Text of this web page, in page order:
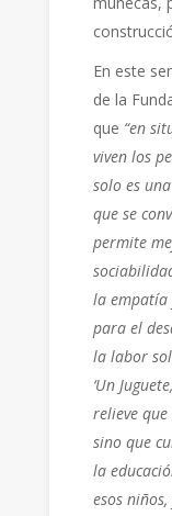
En este
de la
que “en
viven los
solo es
que se
permite
la empatía
para el
la labor
‘Un
relieve
sino que
la
esos